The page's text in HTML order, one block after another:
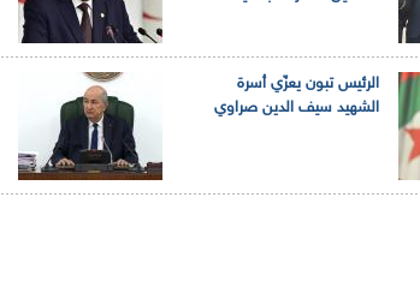
الرئيس تبون يعزّي أسرة
الشهيد سيف الدين صراوي